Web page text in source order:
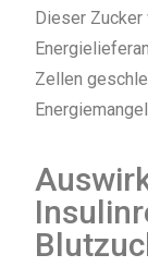
Dieser
Zellen